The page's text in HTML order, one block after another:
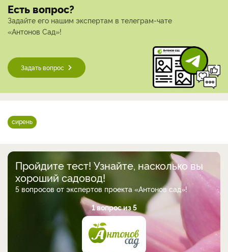
Есть вопрос?
Задайте его нашим экспертам в телеграм-чате
«Антонов Сад»!
Задать вопрос
сирень
Пройдите тест! Узнайте, насколько вы
хороший садовод!
5 вопросов от экспертов проекта «Антонов сад»!
1 вопрос из 5